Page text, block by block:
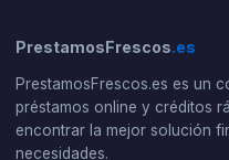
PrestamosFrescos.es
PrestamosFrescos.es es un
préstamos online y créditos
encontrar la mejor solución
necesidades.